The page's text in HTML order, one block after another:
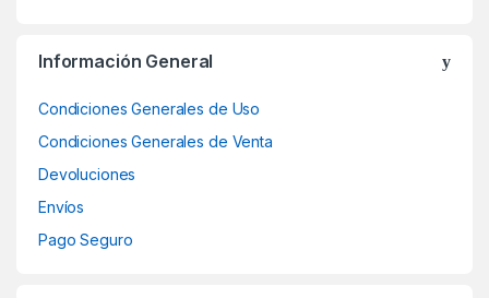
Información General
Condiciones Generales de Uso
Condiciones Generales de Venta
Devoluciones
Envíos
Pago Seguro